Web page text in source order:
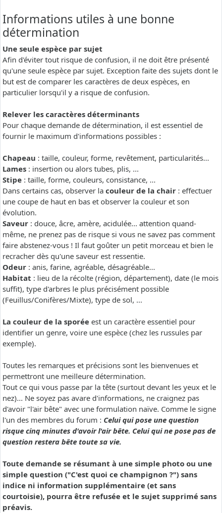
Informations utiles à une bonne
détermination
Une seule espèce par sujet
Afin d'éviter tout risque de confusion, il ne doit être présenté
qu'une seule espèce par sujet. Exception faite des sujets dont le
but est de comparer les caractères de deux espèces, en
particulier lorsqu'il y a risque de confusion.
Relever les caractères déterminants
Pour chaque demande de détermination, il est essentiel de
fournir le maximum d'informations possibles :
Chapeau : taille, couleur, forme, revêtement, particularités...
Lames : insertion ou alors tubes, plis, ...
Stipe : taille, forme, couleurs, consistance, ...
Dans certains cas, observer la couleur de la chair : effectuer
une coupe de haut en bas et observer la couleur et son
évolution.
Saveur : douce, âcre, amère, acidulée... attention quand-
même, ne prenez pas de risque si vous ne savez pas comment
faire abstenez-vous ! Il faut goûter un petit morceau et bien le
recracher dès qu'une saveur est ressentie.
Odeur : anis, farine, agréable, désagréable...
Habitat : lieu de la récolte (région, département), date (le mois
suffit), type d'arbres le plus précisément possible
(Feuillus/Conifères/Mixte), type de sol, ...
La couleur de la sporée est un caractère essentiel pour
identifier un genre, voire une espèce (chez les russules par
exemple).
Toutes les remarques et précisions sont les bienvenues et
permettront une meilleure détermination.
Tout ce qui vous passe par la tête (surtout devant les yeux et le
nez)... Ne soyez pas avare d'informations, ne craignez pas
d'avoir "l'air bête" avec une formulation naïve. Comme le signe
l'un des membres du forum : Celui qui pose une question
risque cinq minutes d'avoir l'air bête. Celui qui ne pose pas de
question restera bête toute sa vie.
Toute demande se résumant à une simple photo ou une
simple question ("C'est quoi ce champignon ?") sans
indice ni information supplémentaire (et sans
courtoisie), pourra être refusée et le sujet supprimé sans
préavis.